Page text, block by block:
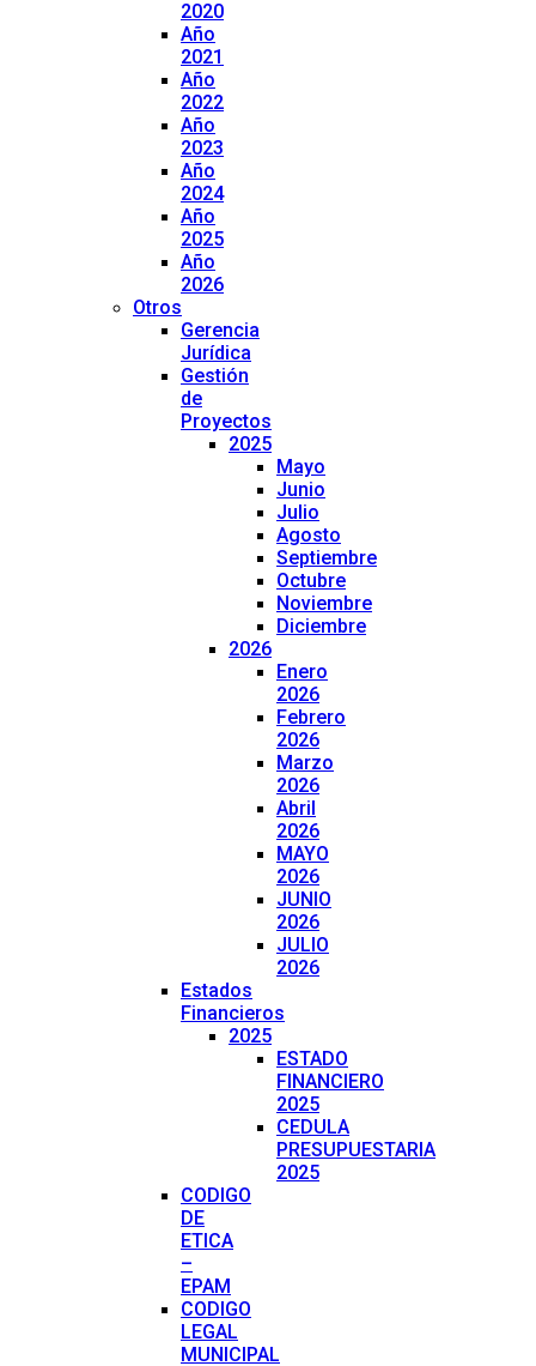
2020
Año
2021
Año
2022
Año
2023
Año
2024
Año
2025
Año
2026
Otros
Gerencia
Jurídica
Gestión
de
Proyectos
2025
Mayo
Junio
Julio
Agosto
Septiembre
Octubre
Noviembre
Diciembre
2026
Enero
2026
Febrero
2026
Marzo
2026
Abril
2026
MAYO
2026
JUNIO
2026
JULIO
2026
Estados
Financieros
2025
ESTADO
FINANCIERO
2025
CEDULA
PRESUPUESTARIA
2025
CODIGO
DE
ETICA
–
EPAM
CODIGO
LEGAL
MUNICIPAL